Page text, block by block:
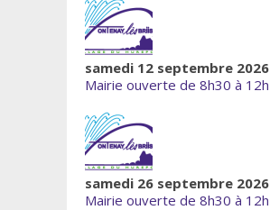
samedi 12 septembre 2026
Mairie ouverte de 8h30 à 12h
samedi 26 septembre 2026
Mairie ouverte de 8h30 à 12h